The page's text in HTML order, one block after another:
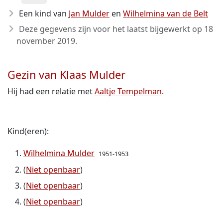
Een kind van Jan Mulder en Wilhelmina van de Belt
Deze gegevens zijn voor het laatst bijgewerkt op 18
november 2019.
Gezin van Klaas Mulder
Hij had een relatie metAaltje Tempelman.
Kind(eren):
Wilhelmina Mulder 1951-1953
(Niet openbaar)
(Niet openbaar)
(Niet openbaar)